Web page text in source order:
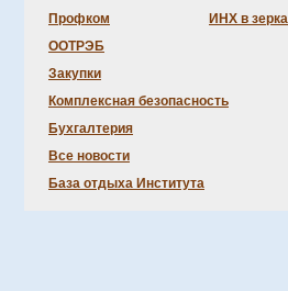
Профком
ООТРЭБ
Закупки
Комплексная безопасность
Бухгалтерия
Все новости
База отдыха Института
ИНХ в
Приобретение